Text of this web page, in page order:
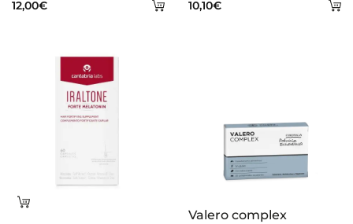
Añadir
12,00€ 10,10€
Leer
Valero complex